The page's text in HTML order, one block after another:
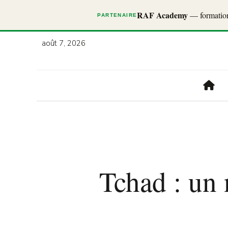
PARTENAIRERAF Academy—
août 7, 2026
Tchad : un